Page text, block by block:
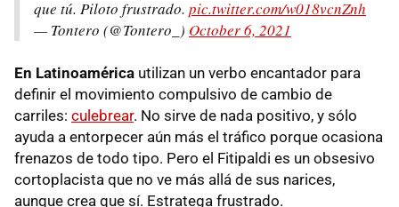
que tú. Piloto frustrado. pic.twitter.com/w018vcnZnh
— Tontero (@Tontero_) October 6, 2021
En Latinoamérica utilizan un verbo encantador para
definir el movimiento compulsivo de cambio de
carriles: culebrear. No sirve de nada positivo, y sólo
ayuda a entorpecer aún más el tráfico porque ocasiona
frenazos de todo tipo. Pero el Fitipaldi es un obsesivo
cortoplacista que no ve más allá de sus narices,
aunque crea que sí. Estratega frustrado.